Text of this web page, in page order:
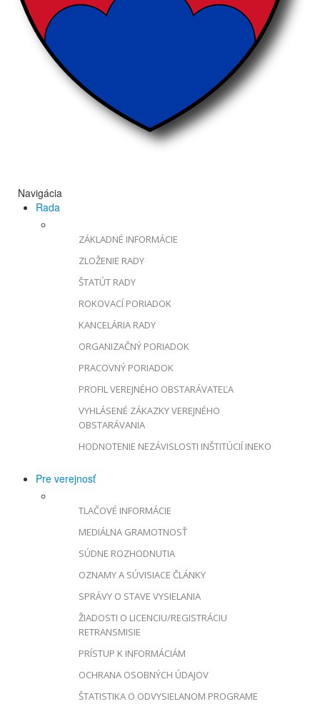
Navigácia
Rada
ZÁKLADNÉ INFORMÁCIE
ZLOŽENIE RADY
ŠTATÚT RADY
ROKOVACÍ PORIADOK
KANCELÁRIA RADY
ORGANIZAČNÝ PORIADOK
PRACOVNÝ PORIADOK
PROFIL VEREJNÉHO OBSTARÁVATEĽA
VYHLÁSENÉ ZÁKAZKY VEREJNÉHO
OBSTARÁVANIA
HODNOTENIE NEZÁVISLOSTI INŠTITÚCIÍ INEKO
Pre verejnosť
TLAČOVÉ INFORMÁCIE
MEDIÁLNA GRAMOTNOSŤ
SÚDNE ROZHODNUTIA
OZNAMY A SÚVISIACE ČLÁNKY
SPRÁVY O STAVE VYSIELANIA
ŽIADOSTI O LICENCIU/REGISTRÁCIU
RETRANSMISIE
PRÍSTUP K INFORMÁCIÁM
OCHRANA OSOBNÝCH ÚDAJOV
ŠTATISTIKA O ODVYSIELANOM PROGRAME